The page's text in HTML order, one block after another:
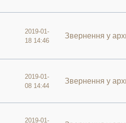
2019-01-
18 14:46
Звернення у
2019-01-
08 14:44
Звернення у
2019-01-